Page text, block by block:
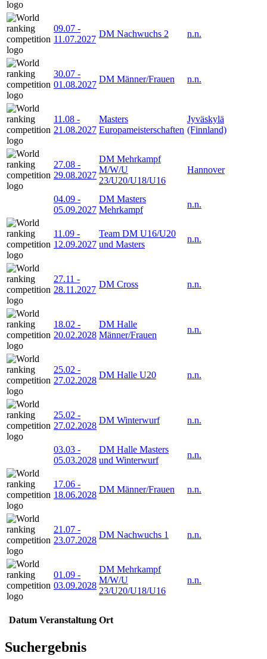
09.07 -
11.07.2027
DM Nachwuchs 2 n.n.
30.07 -
01.08.2027
DM Männer/Frauen n.n.
11.08 -
21.08.2027
Masters
Europameisterschaften
Jyväskylä
(Finnland)
27.08 -
29.08.2027
DM Mehrkampf
M/W/U
23/U20/U18/U16
Hannover
04.09 -
05.09.2027
DM Masters
Mehrkampf
n.n.
11.09 -
12.09.2027
Team DM U16/U20
und Masters
n.n.
27.11 -
28.11.2027
DM Cross n.n.
18.02 -
20.02.2028
DM Halle
Männer/Frauen
n.n.
25.02 -
27.02.2028
DM Halle U20 n.n.
25.02 -
27.02.2028
DM Winterwurf n.n.
03.03 -
05.03.2028
DM Halle Masters
und Winterwurf
n.n.
17.06 -
18.06.2028
DM Männer/Frauen n.n.
21.07 -
23.07.2028
DM Nachwuchs 1 n.n.
01.09 -
03.09.2028
DM Mehrkampf
M/W/U
23/U20/U18/U16
n.n.
Datum Veranstaltung Ort
Suchergebnis